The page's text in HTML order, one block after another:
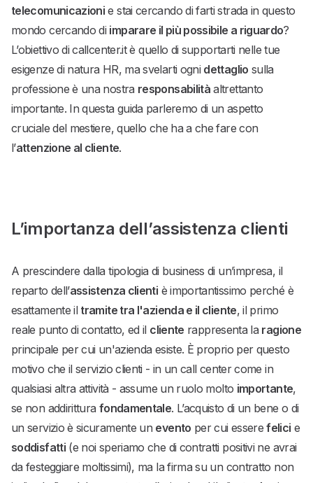
telecomunicazioni e stai cercando di farti strada in questo
mondo cercando di imparare il più possibile a riguardo?
L’obiettivo di callcenter.it è quello di supportarti nelle tue
esigenze di natura HR, ma svelarti ogni dettaglio sulla
professione è una nostra responsabilità altrettanto
importante. In questa guida parleremo di un aspetto
cruciale del mestiere, quello che ha a che fare con
l’attenzione al cliente.
L’importanza dell’assistenza clienti
A prescindere dalla tipologia di business di un’impresa, il
reparto dell’assistenza clienti è importantissimo perché è
esattamente il tramite tra l'azienda e il cliente, il primo
reale punto di contatto, ed il cliente rappresenta la ragione
principale per cui un'azienda esiste. È proprio per questo
motivo che il servizio clienti - in un call center come in
qualsiasi altra attività - assume un ruolo molto importante,
se non addirittura fondamentale. L’acquisto di un bene o di
un servizio è sicuramente un evento per cui esserefelici e
soddisfatti(e noi speriamo che di contratti positivi ne avrai
da festeggiare moltissimi), ma la firma su un contratto non